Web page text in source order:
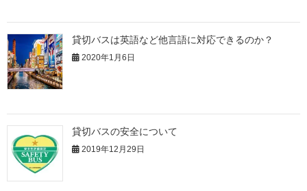
貸切バスは英語など他言語に対応できるのか？
2020年1月6日
貸切バスの安全について
2019年12月29日